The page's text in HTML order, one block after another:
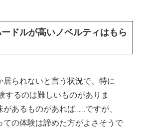
ドルが高いノベルティはもら
られないと言う状況で、特に
するのは難しいものがありま
あるものがあれば……ですが、
ての体験は諦めた方がよさそうで